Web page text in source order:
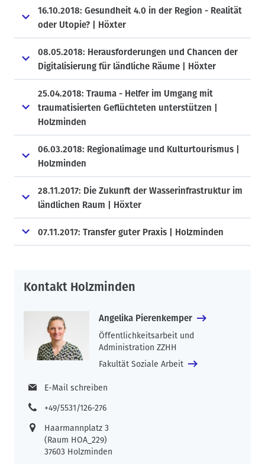
16.10.2018: Gesundheit 4.0 in der Region - Realität
oder Utopie? | Höxter
08.05.2018: Herausforderungen und Chancen der
Digitalisierung für ländliche Räume | Höxter
25.04.2018: Trauma - Helfer im Umgang mit
traumatisierten Geflüchteten unterstützen |
Holzminden
06.03.2018: Regionalimage und Kulturtourismus |
Holzminden
28.11.2017: Die Zukunft der Wasserinfrastruktur im
ländlichen Raum | Höxter
07.11.2017: Transfer guter Praxis | Holzminden
Kontakt Holzminden
Angelika Pierenkemper
Öffentlichkeitsarbeit und
Administration ZZHH
Fakultät Soziale Arbeit
E-Mail schreiben
+49/5531/126-276
Haarmannplatz 3
(Raum HOA_229)
37603 Holzminden